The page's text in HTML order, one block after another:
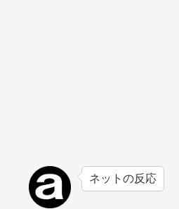
ネットの反応